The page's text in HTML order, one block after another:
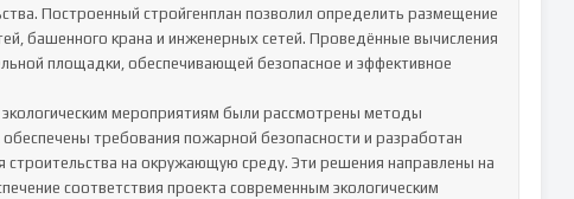
Построенный стройгенплан позволил определить размещение
башенного крана и инженерных сетей. Проведённые вычисления
площадки, обеспечивающей безопасное и эффективное
мероприятиям были рассмотрены методы
требования пожарной безопасности и разработан
строительства на окружающую среду. Эти решения направлены на
соответствия проекта современным экологическим